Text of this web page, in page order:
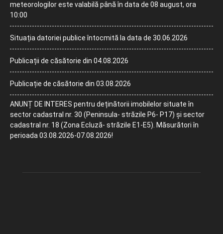
meteorologilor este valabilă până în data de 08 august, ora
10:00
Situația datoriei publice întocmită la data de 30.06.2026
Publicații de căsătorie din 04.08.2026
Publicație de căsătorie din 03.08.2026
ANUNȚ DE INTERES pentru deținătorii imobilelor situate în
sector cadastral nr. 30 (Peninsula- străzile P6- P17) și sector
cadastral nr. 18 (Zona Ecluză- străzile E1-E5). Măsurători în
perioada 03.08.2026-07.08.2026!